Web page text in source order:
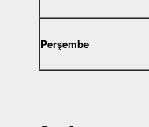
Perşembe